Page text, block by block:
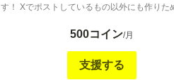
す！ Xでポストしているもの以外にも作りためてき
した。 後々まとめたものをCG集として販売
はあまりないかもしれません。 投稿枚数も
かもしれません。 このような条件でもよろ
500コイン/月
支援する